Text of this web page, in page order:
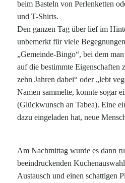
beim Basteln von Perlenketten
und T-Shirts.
Den ganzen Tag über lief im
unbemerkt für viele
„Gemeinde-Bingo“, bei dem
auf die bestimmte Eigenschaften
zehn Jahren dabei“ oder „lebt
Namen sammelte, konnte sogar
(Glückwunsch an Tabea). Eine
dazu eingeladen hat, neue
Am Nachmittag wurde es dann
beeindruckenden
Austausch und einen schattigen